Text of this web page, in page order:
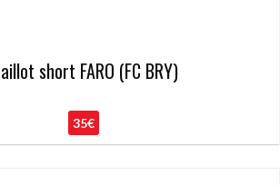
short FARO (FC BRY)
35€